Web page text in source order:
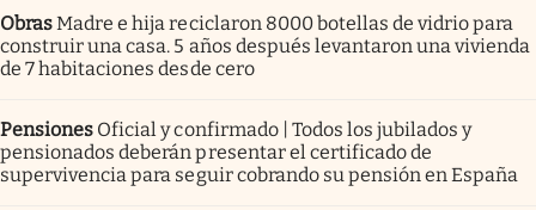
ObrasMadre e hija reciclaron 8000 botellas de vidrio para
construir una casa. 5 años después levantaron una vivienda
de 7 habitaciones desde cero
Pensiones Oficial y confirmado | Todos los jubilados y
pensionados deberán presentar el certificado de
supervivencia para seguir cobrando su pensión en España